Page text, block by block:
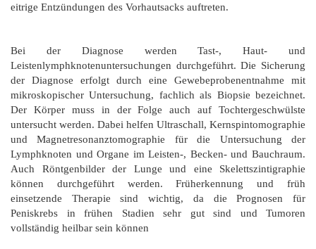
eitrige Entzündungen des Vorhautsacks auftreten.
Bei der Diagnose werden Tast-, Haut- und
Leistenlymphknotenuntersuchungen durchgeführt. Die Sicherung
der Diagnose erfolgt durch eine Gewebeprobenentnahme mit
mikroskopischer Untersuchung, fachlich als Biopsie bezeichnet.
Der Körper muss in der Folge auch auf Tochtergeschwülste
untersucht werden. Dabei helfen Ultraschall, Kernspintomographie
und Magnetresonanztomographie für die Untersuchung der
Lymphknoten und Organe im Leisten-, Becken- und Bauchraum.
Auch Röntgenbilder der Lunge und eine Skelettszintigraphie
können durchgeführt werden. Früherkennung und früh
einsetzende Therapie sind wichtig, da die Prognosen für
Peniskrebs in frühen Stadien sehr gut sind und Tumoren
vollständig heilbar sein können